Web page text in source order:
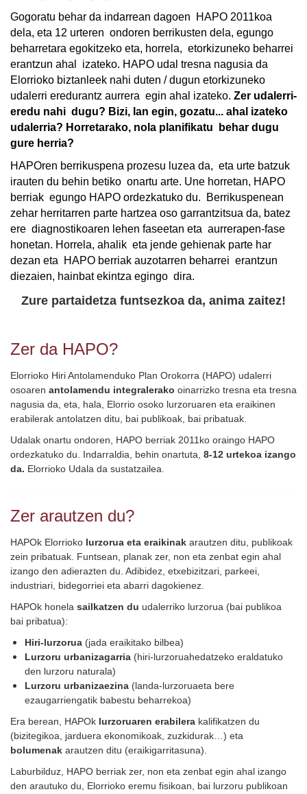
Gogoratu behar da indarrean dagoen  HAPO 2011koa
dela, eta 12 urteren  ondoren berrikusten dela, egungo
beharretara egokitzeko eta, horrela,  etorkizuneko beharrei
erantzun ahal  izateko. HAPO udal tresna nagusia da
Elorrioko biztanleek nahi duten / dugun etorkizuneko
udalerri eredurantz aurrera  egin ahal izateko. Zer udalerri-
eredu nahi  dugu? Bizi, lan egin, gozatu... ahal izateko
udalerria? Horretarako, nola planifikatu  behar dugu
gure herria?
HAPOren berrikuspena prozesu luzea da,  eta urte batzuk
irauten du behin betiko  onartu arte. Une horretan, HAPO
berriak  egungo HAPO ordezkatuko du.  Berrikuspenean
zehar herritarren parte hartzea oso garrantzitsua da, batez
ere  diagnostikoaren lehen faseetan eta  aurrerapen-fase
honetan. Horrela, ahalik  eta jende gehienak parte har
dezan eta  HAPO berriak auzotarren beharrei  erantzun
diezaien, hainbat ekintza egingo  dira.
Zure partaidetza funtsezkoa da, anima zaitez!
Zer da HAPO?
Elorrioko Hiri Antolamenduko Plan Orokorra (HAPO) udalerri
osoaren antolamendu integralerako oinarrizko tresna eta tresna
nagusia da, eta, hala, Elorrio osoko lurzoruaren eta eraikinen
erabilerak antolatzen ditu, bai publikoak, bai pribatuak.
Udalak onartu ondoren, HAPO berriak 2011ko oraingo HAPO
ordezkatuko du. Indarraldia, behin onartuta, 8-12 urtekoa izango
da. Elorrioko Udala da sustatzailea.
Zer arautzen du?
HAPOk Elorrioko lurzorua eta eraikinak arautzen ditu, publikoak
zein pribatuak. Funtsean, planak zer, non eta zenbat egin ahal
izango den adierazten du. Adibidez, etxebizitzari, parkeei,
industriari, bidegorriei eta abarri dagokienez.
HAPOk honela sailkatzen du udalerriko lurzorua (bai publikoa
bai pribatua):
Hiri-lurzorua (jada eraikitako bilbea)
Lurzoru urbanizagarria (hiri-lurzoruahedatzeko eraldatuko
den lurzoru naturala)
Lurzoru urbanizaezina (landa-lurzoruaeta bere
ezaugarriengatik babestu beharrekoa)
Era berean, HAPOk lurzoruaren erabilera kalifikatzen du
(bizitegikoa, jarduera ekonomikoak, zuzkidurak…) eta
bolumenak arautzen ditu (eraikigarritasuna).
Laburbilduz, HAPO berriak zer, non eta zenbat egin ahal izango
den arautuko du, Elorrioko eremu fisikoan, bai lurzoru publikoan